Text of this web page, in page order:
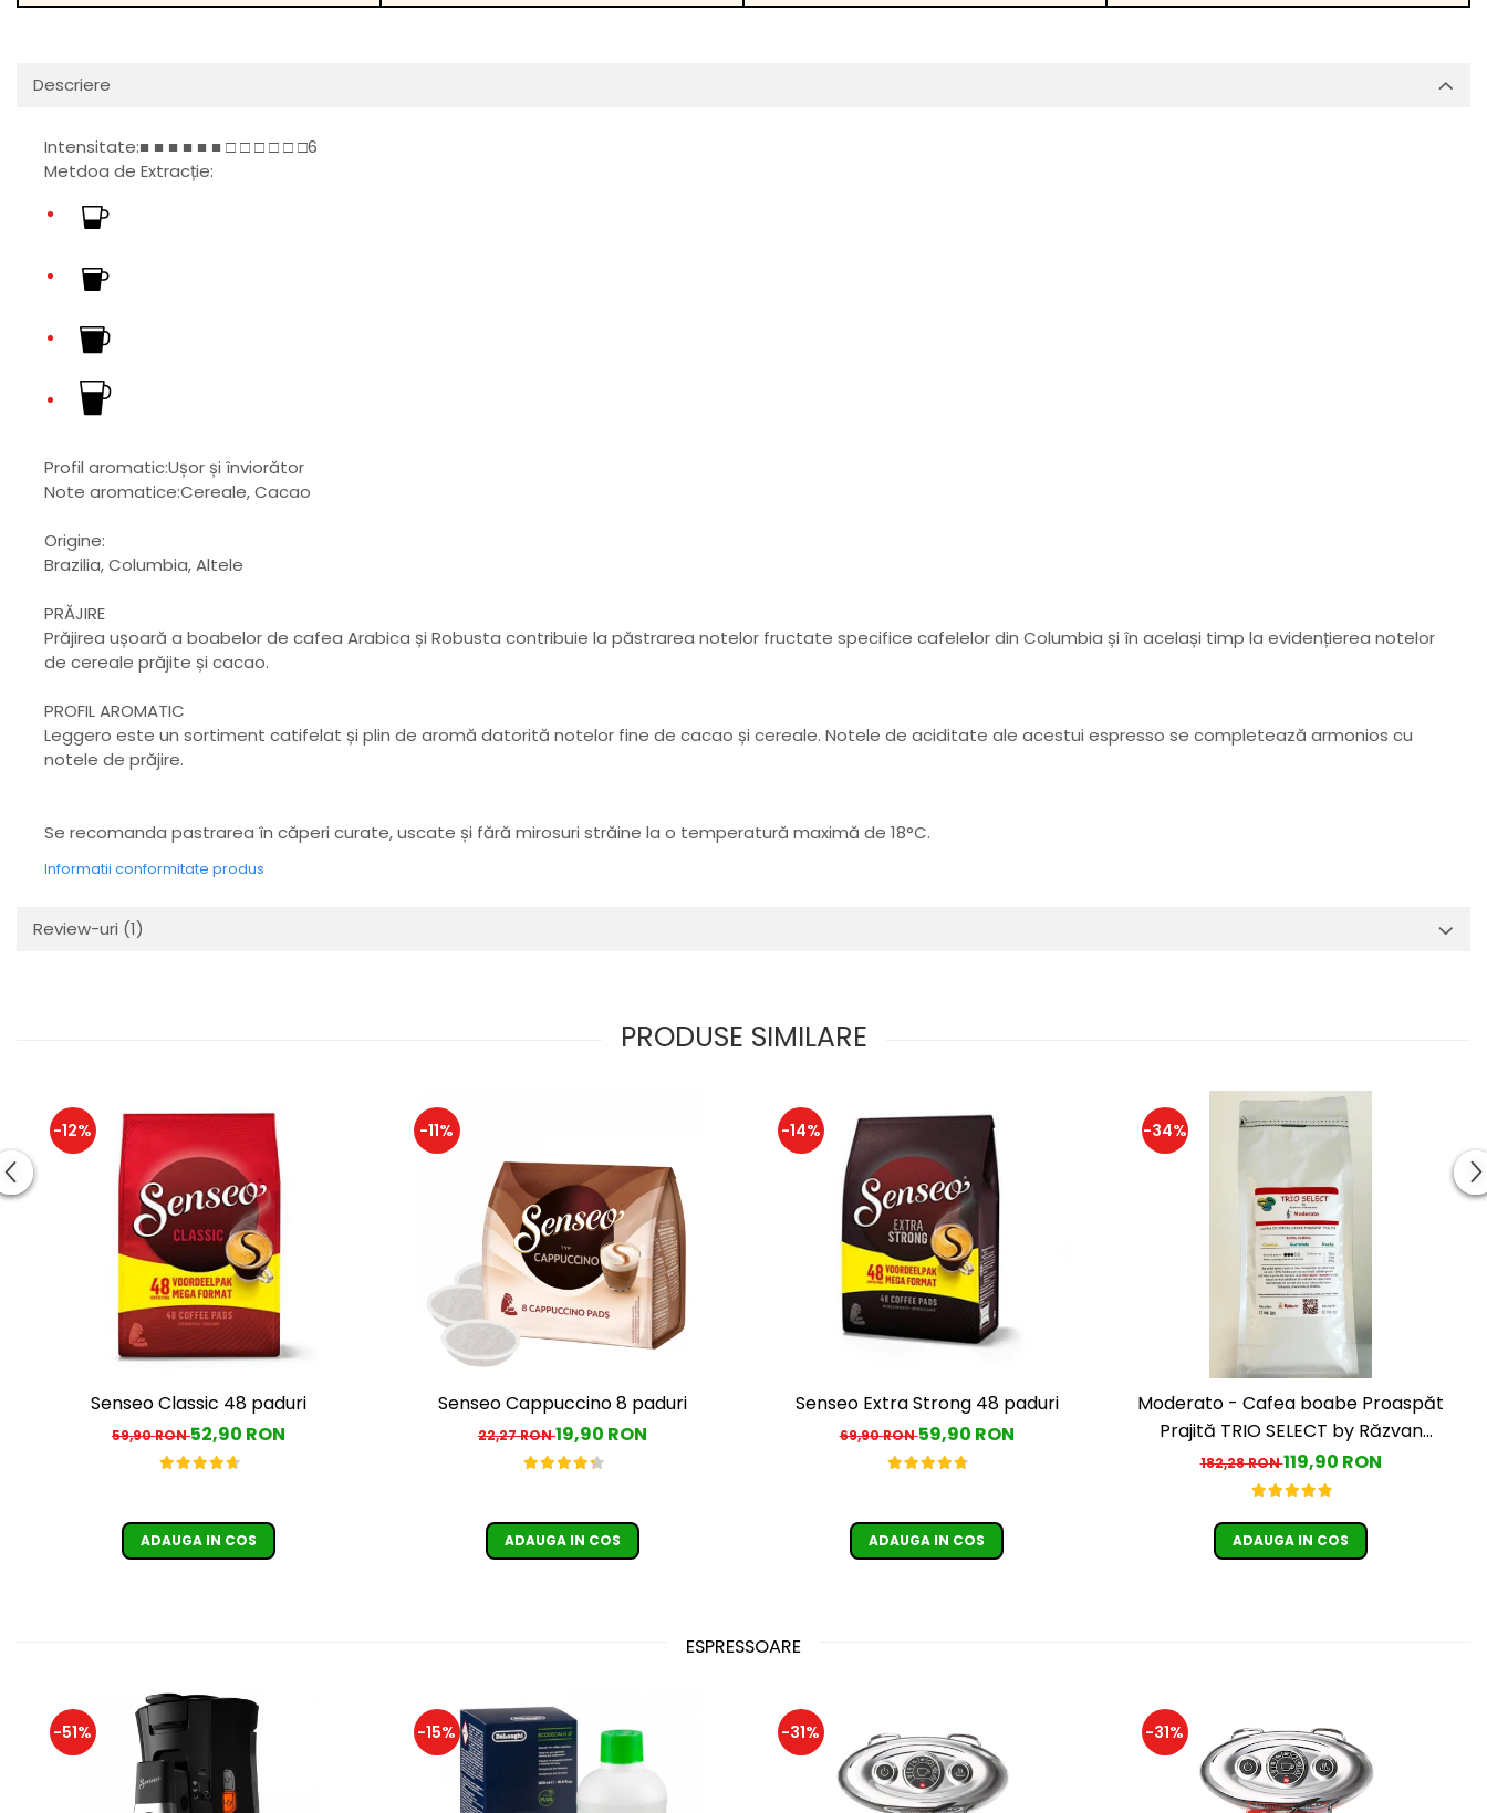
Descriere
Intensitate:■ ■ ■ ■ ■ ■ □ □ □ □ □ □6
Metdoa de Extracție:
Profil aromatic:Ușor și înviorător
Note aromatice:Cereale, Cacao
Origine:
Brazilia, Columbia, Altele
PRĂJIRE
Prăjirea ușoară a boabelor de cafea Arabica și Robusta contribuie la păstrarea notelor fructate specifice cafelelor din Columbia și în același timp la evidențierea notelor
de cereale prăjite și cacao.
PROFIL AROMATIC
Leggero este un sortiment catifelat și plin de aromă datorită notelor fine de cacao și cereale. Notele de aciditate ale acestui espresso se completează armonios cu
notele de prăjire.
Se recomanda pastrarea în căperi curate, uscate și fără mirosuri străine la o temperatură maximă de 18°C.
Informatii conformitate produs
Review-uri (1)
PRODUSE SIMILARE
-12%
Senseo Classic 48 paduri
59,90 RON52,90 RON
ADAUGA IN COS
-11%
Senseo Cappuccino 8 paduri
22,27 RON19,90 RON
ADAUGA IN COS
-14%
Senseo Extra Strong 48 paduri
69,90 RON59,90 RON
ADAUGA IN COS
-34%
Moderato - Cafea boabe Proaspăt
Prajită TRIO SELECT by Răzvan
Păunescu, blend 100% Arabica
182,28 RON119,90 RON
ADAUGA IN COS
ESPRESSOARE
-51% -15% -31% -31%